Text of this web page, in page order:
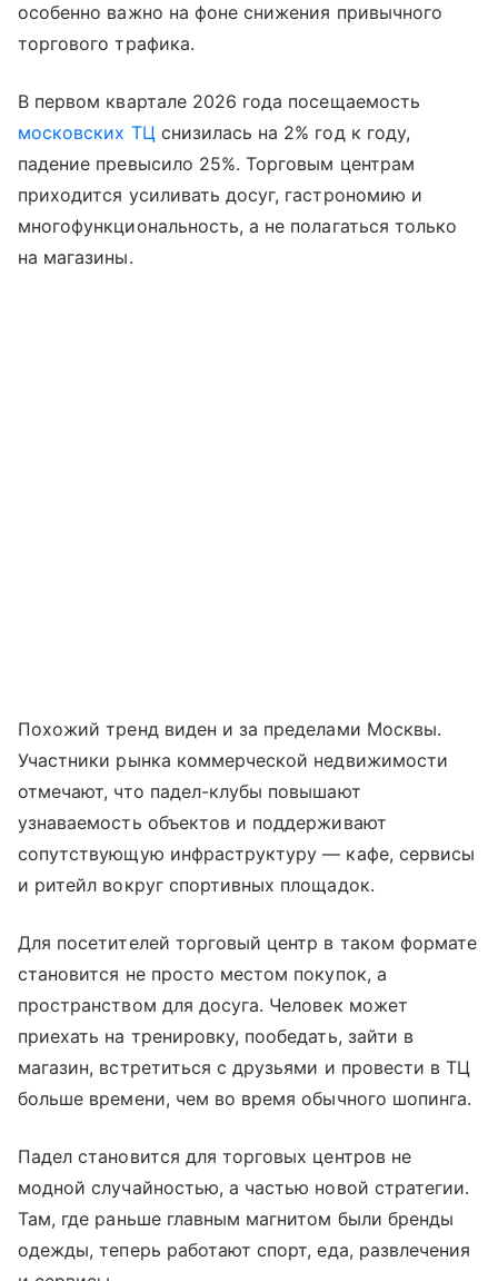
особенно важно на фоне снижения привычного
торгового трафика.
В первом квартале 2026 года посещаемость
московских ТЦснизилась на 2% год к году,
падение превысило 25%. Торговым центрам
приходится усиливать досуг, гастрономию и
многофункциональность, а не полагаться только
на магазины.
Похожий тренд виден и за пределами Москвы.
Участники рынка коммерческой недвижимости
отмечают, что падел-клубы повышают
узнаваемость объектов и поддерживают
сопутствующую инфраструктуру — кафе, сервисы
и ритейл вокруг спортивных площадок.
Для посетителей торговый центр в таком формате
становится не просто местом покупок, а
пространством для досуга. Человек может
приехать на тренировку, пообедать, зайти в
магазин, встретиться с друзьями и провести в ТЦ
больше времени, чем во время обычного шопинга.
Падел становится для торговых центров не
модной случайностью, а частью новой стратегии.
Там, где раньше главным магнитом были бренды
одежды, теперь работают спорт, еда, развлечения